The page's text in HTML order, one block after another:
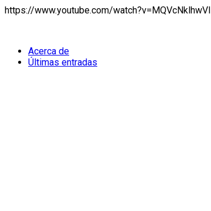
https://www.youtube.com/watch?v=MQVcNklhwVI
Acerca de
Últimas entradas